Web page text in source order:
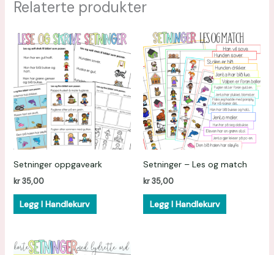
Relaterte produkter
Setninger oppgaveark
kr35,00
Legg I Handlekurv
Setninger – Les og match
kr35,00
Legg I Handlekurv